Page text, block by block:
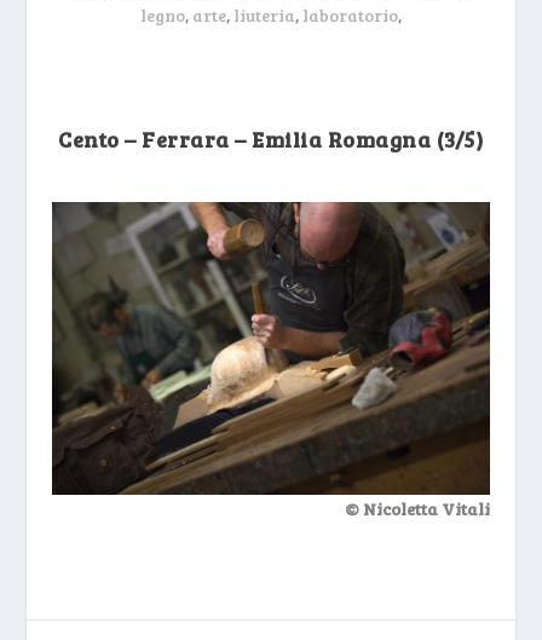
legno, arte, liuteria, laboratorio,
Cento – Ferrara – Emilia Romagna (3/5)
© Nicoletta Vitali